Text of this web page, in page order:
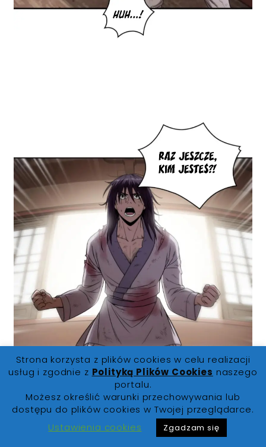
Strona korzysta z plików cookies w celu realizacji
usług i zgodnie z Polityką Plików Cookies naszego
portalu.
Możesz określić warunki przechowywania lub
dostępu do plików cookies w Twojej przeglądarce.
Ustawienia cookies
Zgadzam się